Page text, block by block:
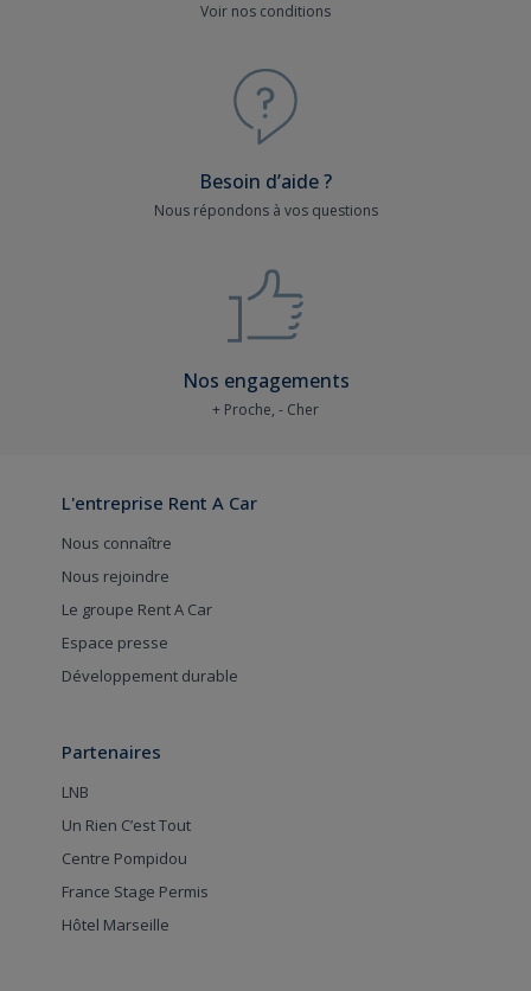
Voir nos conditions
Besoin d’aide ?
Nous répondons à vos questions
Nos engagements
+ Proche, - Cher
L'entreprise Rent A Car
Nous connaître
Nous rejoindre
Le groupe Rent A Car
Espace presse
Développement durable
Partenaires
LNB
Un Rien C’est Tout
Centre Pompidou
France Stage Permis
Hôtel Marseille